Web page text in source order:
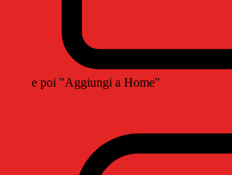
e poi "Aggiungi a Home"